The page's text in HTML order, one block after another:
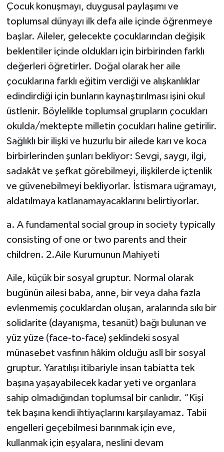
Çocuk konuşmayı, duygusal paylaşımı ve
toplumsal dünyayı ilk defa aile içinde öğrenmeye
başlar. Aileler, gelecekte çocuklarından değişik
beklentiler içinde oldukları için birbirinden farklı
değerleri öğretirler. Doğal olarak her aile
çocuklarına farklı eğitim verdiği ve alışkanlıklar
edindirdiği için bunların kaynaştırılması işini okul
üstlenir. Böylelikle toplumsal grupların çocukları
okulda/mektepte milletin çocukları haline getirilir.
Sağlıklı bir ilişki ve huzurlu bir ailede karı ve koca
birbirlerinden şunları bekliyor: Sevgi, saygı, ilgi,
sadakât ve şefkat görebilmeyi, ilişkilerde içtenlik
ve güvenebilmeyi bekliyorlar. İstismara uğramayı,
aldatılmaya katlanamayacaklarını belirtiyorlar.
a. A fundamental social group in society typically
consisting of one or two parents and their
children. 2.Aile Kurumunun Mahiyeti
Aile, küçük bir sosyal gruptur. Normal olarak
bugünün ailesi baba, anne, bir veya daha fazla
evlenmemiş çocuklardan oluşan, aralarında sıkı bir
solidarite (dayanışma, tesanüt) bağı bulunan ve
yüz yüze (face-to-face) şeklindeki sosyal
münasebet vasfının hâkim olduğu aslî bir sosyal
gruptur. Yaratılışı itibariyle insan tabiatta tek
başına yaşayabilecek kadar yeti ve organlara
sahip olmadığından toplumsal bir canlıdır. “Kişi
tek başına kendi ihtiyaçlarını karşılayamaz. Tabii
engelleri geçebilmesi barınmak için eve,
kullanmak için eşyalara, neslini devam